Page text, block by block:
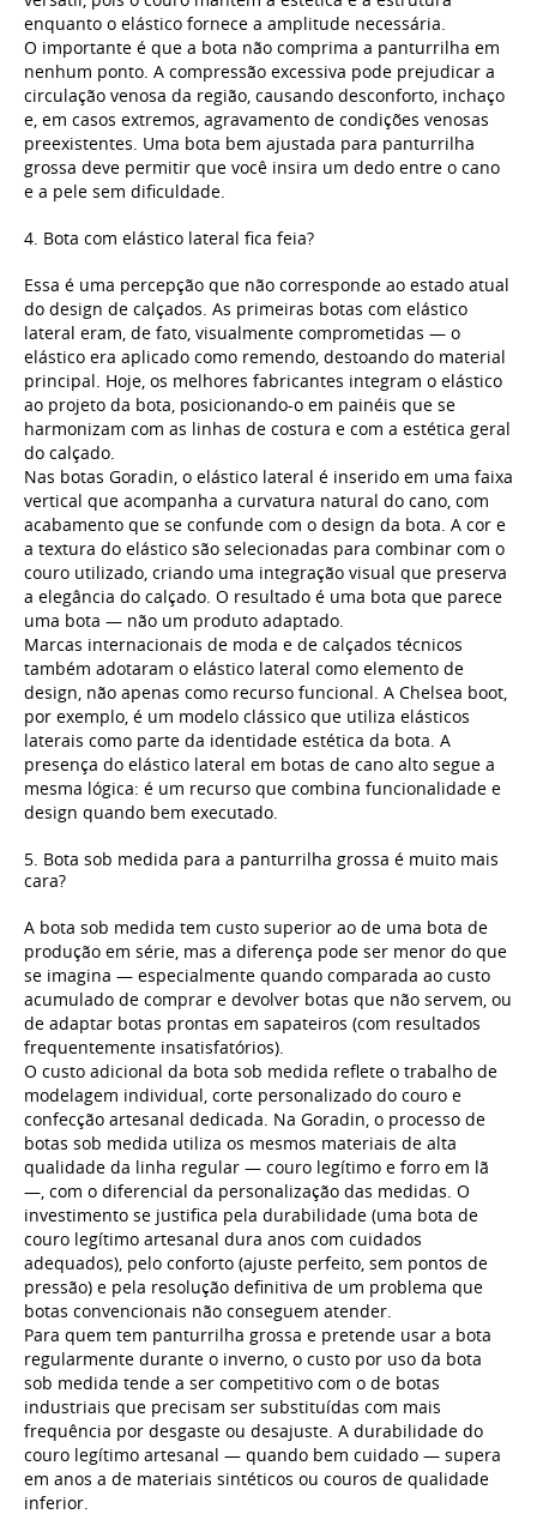
enquanto o elástico fornece a amplitude necessária.
O importante é que a bota não comprima a panturrilha em
nenhum ponto. A compressão excessiva pode prejudicar a
circulação venosa da região, causando desconforto, inchaço
e, em casos extremos, agravamento de condições venosas
preexistentes. Uma bota bem ajustada para panturrilha
grossa deve permitir que você insira um dedo entre o cano
e a pele sem dificuldade.
4. Bota com elástico lateral fica feia?
Essa é uma percepção que não corresponde ao estado atual
do design de calçados. As primeiras botas com elástico
lateral eram, de fato, visualmente comprometidas — o
elástico era aplicado como remendo, destoando do material
principal. Hoje, os melhores fabricantes integram o elástico
ao projeto da bota, posicionando-o em painéis que se
harmonizam com as linhas de costura e com a estética geral
do calçado.
Nas botas Goradin, o elástico lateral é inserido em uma faixa
vertical que acompanha a curvatura natural do cano, com
acabamento que se confunde com o design da bota. A cor e
a textura do elástico são selecionadas para combinar com o
couro utilizado, criando uma integração visual que preserva
a elegância do calçado. O resultado é uma bota que parece
uma bota — não um produto adaptado.
Marcas internacionais de moda e de calçados técnicos
também adotaram o elástico lateral como elemento de
design, não apenas como recurso funcional. A Chelsea boot,
por exemplo, é um modelo clássico que utiliza elásticos
laterais como parte da identidade estética da bota. A
presença do elástico lateral em botas de cano alto segue a
mesma lógica: é um recurso que combina funcionalidade e
design quando bem executado.
5. Bota sob medida para a panturrilha grossa é muito mais
cara?
A bota sob medida tem custo superior ao de uma bota de
produção em série, mas a diferença pode ser menor do que
se imagina — especialmente quando comparada ao custo
acumulado de comprar e devolver botas que não servem, ou
de adaptar botas prontas em sapateiros (com resultados
frequentemente insatisfatórios).
O custo adicional da bota sob medida reflete o trabalho de
modelagem individual, corte personalizado do couro e
confecção artesanal dedicada. Na Goradin, o processo de
botas sob medida utiliza os mesmos materiais de alta
qualidade da linha regular — couro legítimo e forro em lã
—, com o diferencial da personalização das medidas. O
investimento se justifica pela durabilidade (uma bota de
couro legítimo artesanal dura anos com cuidados
adequados), pelo conforto (ajuste perfeito, sem pontos de
pressão) e pela resolução definitiva de um problema que
botas convencionais não conseguem atender.
Para quem tem panturrilha grossa e pretende usar a bota
regularmente durante o inverno, o custo por uso da bota
sob medida tende a ser competitivo com o de botas
industriais que precisam ser substituídas com mais
frequência por desgaste ou desajuste. A durabilidade do
couro legítimo artesanal — quando bem cuidado — supera
em anos a de materiais sintéticos ou couros de qualidade
inferior.